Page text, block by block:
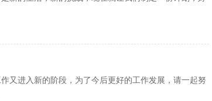
又进入新的阶段，为了今后更好的工作发展，请一起努